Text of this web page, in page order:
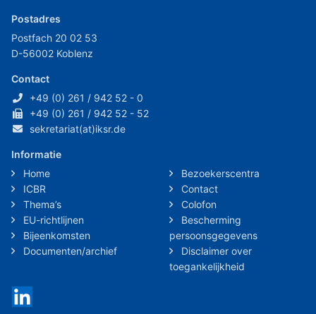
Postadres
Postfach 20 02 53
D-56002 Koblenz
Contact
+49 (0) 261 / 942 52 - 0
+49 (0) 261 / 942 52 - 52
sekretariat(at)iksr.de
Informatie
Home
ICBR
Thema’s
EU-richtlijnen
Bijeenkomsten
Documenten/archief
Bezoekerscentra
Contact
Colofon
Bescherming
persoonsgegevens
Disclaimer over
toegankelijkheid